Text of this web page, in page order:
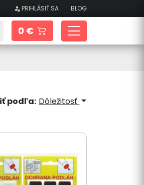
PRIHLÁSIŤ SA BLOG
0 €
podľa: Dôležitosť